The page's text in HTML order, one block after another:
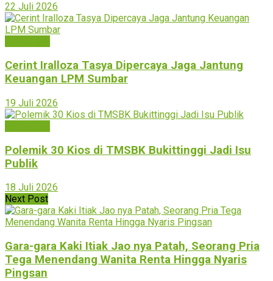
22 Juli 2026
Cerint Iralloza Tasya Dipercaya Jaga Jantung
Keuangan LPM Sumbar
19 Juli 2026
Polemik 30 Kios di TMSBK Bukittinggi Jadi Isu
Publik
18 Juli 2026
Next Post
Gara-gara Kaki Itiak Jao nya Patah, Seorang Pria
Tega Menendang Wanita Renta Hingga Nyaris
Pingsan